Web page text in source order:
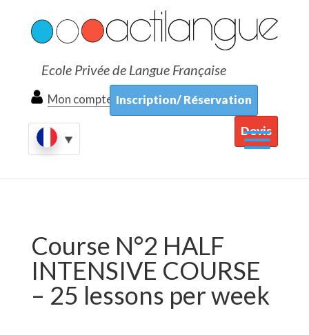
Ecole Privée de Langue Française
Mon compte Inscription/ Réservation
Devis
Course N°2 HALF
INTENSIVE COURSE
– 25 lessons per week